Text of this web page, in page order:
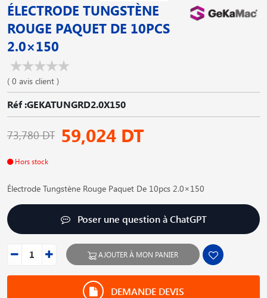
ÉLECTRODE TUNGSTÈNE
ROUGE PAQUET DE 10PCS
2.0×150
( 0 avis client )
Réf :GEKATUNGRD2.0X150
73,780 DT 59,024 DT
Hors stock
Électrode Tungstène Rouge Paquet De 10pcs 2.0×150
Poser une question à ChatGPT
AJOUTER À MON PANIER
DEMANDE DEVIS